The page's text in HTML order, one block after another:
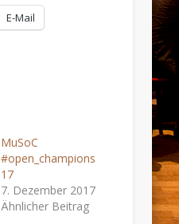
E-Mail
MuSoC
#open_champions
17
7. Dezember 2017
Ähnlicher Beitrag